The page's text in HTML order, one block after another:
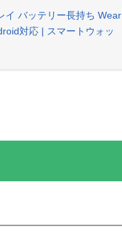
イ バッテリー長持ち Wear
対応 | スマートウォッ